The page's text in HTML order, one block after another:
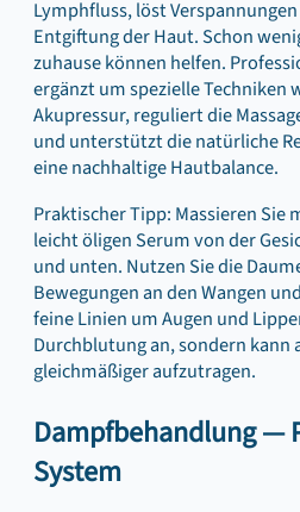
Lymphfluss, löst
Entgiftung der Haut. Schon
zuhause können helfen.
ergänzt um spezielle Techniken
Akupressur, reguliert die
und unterstützt die natürliche
eine nachhaltige Hautbalance.
Praktischer Tipp: Massieren Sie
leicht öligen Serum von der
und unten. Nutzen Sie die
Bewegungen an den Wangen
feine Linien um Augen und
Durchblutung an, sondern kann
gleichmäßiger aufzutragen.
Dampfbehandlung —
System